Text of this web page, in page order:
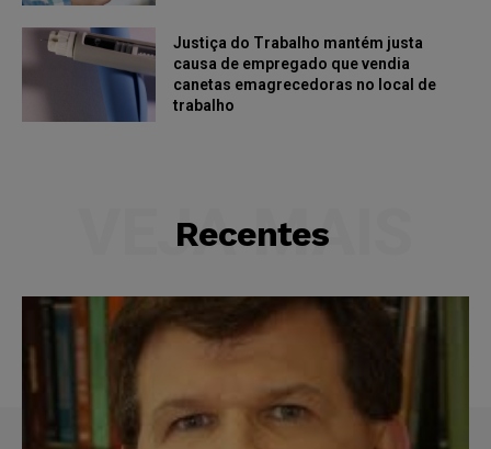
Justiça do Trabalho mantém justa
causa de empregado que vendia
canetas emagrecedoras no local de
trabalho
Recentes
VEJA MAIS